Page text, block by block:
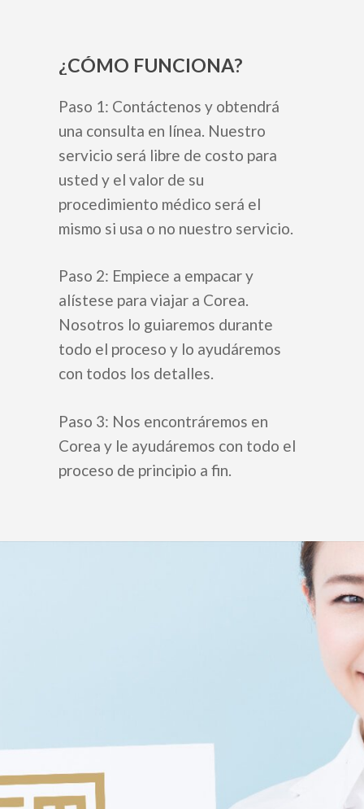
¿CÓMO FUNCIONA?
Paso 1: Contáctenos y obtendrá
una consulta en línea. Nuestro
servicio será libre de costo para
usted y el valor de su
procedimiento médico será el
mismo si usa o no nuestro servicio.
Paso 2: Empiece a empacar y
alístese para viajar a Corea.
Nosotros lo guiaremos durante
todo el proceso y lo ayudáremos
con todos los detalles.
Paso 3: Nos encontráremos en
Corea y le ayudáremos con todo el
proceso de principio a fin.